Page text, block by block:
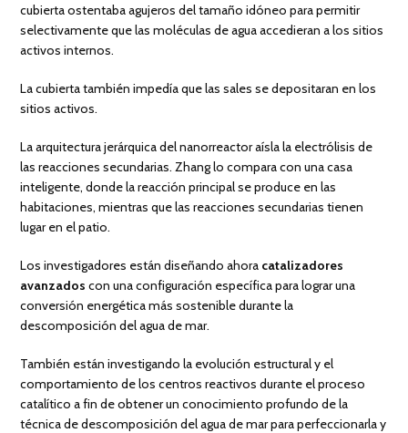
cubierta ostentaba agujeros del tamaño idóneo para permitir
selectivamente que las moléculas de agua accedieran a los sitios
activos internos.
La cubierta también impedía que las sales se depositaran en los
sitios activos.
La arquitectura jerárquica del nanorreactor aísla la electrólisis de
las reacciones secundarias. Zhang lo compara con una casa
inteligente, donde la reacción principal se produce en las
habitaciones, mientras que las reacciones secundarias tienen
lugar en el patio.
Los investigadores están diseñando ahora catalizadores
avanzadoscon una configuración específica para lograr una
conversión energética más sostenible durante la
descomposición del agua de mar.
También están investigando la evolución estructural y el
comportamiento de los centros reactivos durante el proceso
catalítico a fin de obtener un conocimiento profundo de la
técnica de descomposición del agua de mar para perfeccionarla y